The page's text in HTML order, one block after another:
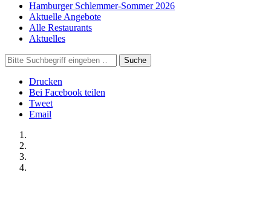
Hamburger Schlemmer-Sommer 2026
Aktuelle Angebote
Alle Restaurants
Aktuelles
Suche
Drucken
Bei Facebook teilen
Tweet
Email